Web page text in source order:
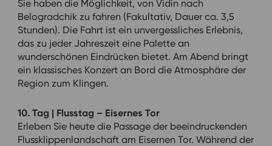
Sie haben die Möglichkeit, von Vidin nach
Belogradchik zu fahren (Fakultativ, Dauer ca. 3,5
Stunden). Die Fahrt ist ein unvergessliches Erlebnis,
das zu jeder Jahreszeit eine Palette an
wunderschönen Eindrücken bietet. Am Abend bringt
ein klassisches Konzert an Bord die Atmosphäre der
Region zum Klingen.
10. Tag | Flusstag – Eisernes Tor
Erleben Sie heute die Passage der beeindruckenden
Flussklippenlandschaft am Eisernen Tor. Während der